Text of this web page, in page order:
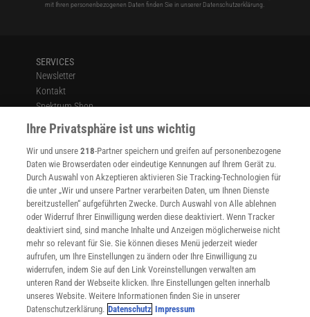
mit Ihren personenbezogenen Daten finden Sie in unserer Datenschutzerklärung
SERVICES
Newsletter
Kontakt
Spektrum Shop
Im Handel kaufen
Presse
Verträge kündigen
INFO
Mediadaten
Datenschutz
Nutzungsbedingungen
Cookie-Einstellungen
Utiq verwalten
Nutzungsbasierte Onlinewerbung
Alle Artikel
Impressum
Ihre Privatsphäre ist uns wichtig
Wir und unsere218-Partner speichern und greifen auf personenbezogene
Daten wie Browserdaten oder eindeutige Kennungen auf Ihrem Gerät zu.
Durch Auswahl von Akzeptieren aktivieren Sie Tracking-Technologien für
die unter „Wir und unsere Partner verarbeiten Daten, um Ihnen Dienste
bereitzustellen“ aufgeführten Zwecke. Durch Auswahl von Alle ablehnen
oder Widerruf Ihrer Einwilligung werden diese deaktiviert. Wenn Tracker
deaktiviert sind, sind manche Inhalte und Anzeigen möglicherweise nicht
mehr so relevant für Sie. Sie können dieses Menü jederzeit wieder
aufrufen, um Ihre Einstellungen zu ändern oder Ihre Einwilligung zu
widerrufen, indem Sie auf den Link Voreinstellungen verwalten am
unteren Rand der Webseite klicken. Ihre Einstellungen gelten innerhalb
unseres Website. Weitere Informationen finden Sie in unserer
Datenschutzerklärung. Datenschutz Impressum